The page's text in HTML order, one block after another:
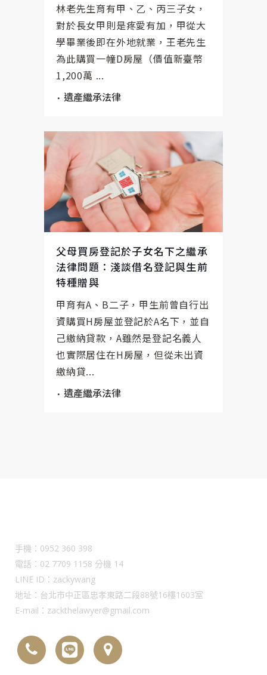
林老先生育有甲、乙、丙三子女，
對於長女甲則是疼愛有加，甲從大
學畢業後即在外地就業，王老先生
為此購買一幢D房屋（價值新臺幣
1,200萬 ...
遺產繼承法律
父母買房登記於子女名下之繼承
法律問題：淺談借名登記與生前
特種贈與
甲育有A、B二子，甲生前曾自行出
資購買H房屋並登記於A名下，並自
己繳納貸款，A雖然是登記名義人
也實際居住在H房屋，但從未出資
繳納貸...
遺產繼承法律
手機：0952 360 398
電話：02 7709 1158 分機 14
LINE ID：zackywang
地址：台北市中正區忠孝東路二段88號16樓1603室
E-mail：zackthelawyer@gmail.com